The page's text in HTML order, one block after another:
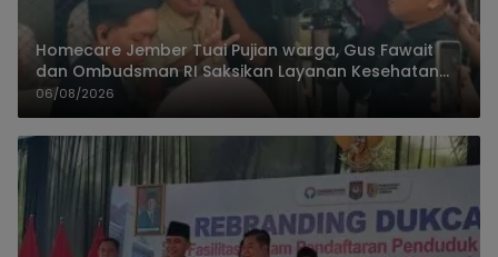
Homecare Jember Tuai Pujian warga, Gus Fawait
dan Ombudsman RI Saksikan Layanan Kesehatan
Rumah Pasien
06/08/2026